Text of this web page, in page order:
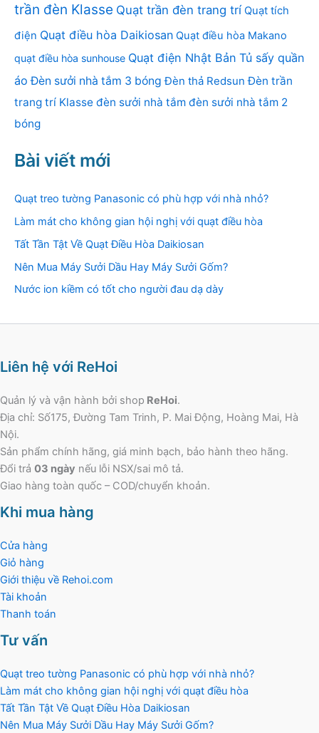
trần đèn Klasse Quạt trần đèn trang trí Quạt tích
điện Quạt điều hòa Daikiosan Quạt điều hòa Makano
quạt điều hòa sunhouse Quạt điện Nhật Bản Tủ sấy quần
áo Đèn sưởi nhà tắm 3 bóng Đèn thả Redsun Đèn trần
trang trí Klasse đèn sưởi nhà tắm đèn sưởi nhà tắm 2
bóng
Bài viết mới
Quạt treo tường Panasonic có phù hợp với nhà nhỏ?
Làm mát cho không gian hội nghị với quạt điều hòa
Tất Tần Tật Về Quạt Điều Hòa Daikiosan
Nên Mua Máy Sưởi Dầu Hay Máy Sưởi Gốm?
Nước ion kiềm có tốt cho người đau dạ dày
Liên hệ với ReHoi
Quản lý và vận hành bởi shop ReHoi.
Địa chỉ: Số175, Đường Tam Trinh, P. Mai Động, Hoàng Mai, Hà
Nội.
Sản phẩm chính hãng, giá minh bạch, bảo hành theo hãng.
Đổi trả 03 ngày nếu lỗi NSX/sai mô tả.
Giao hàng toàn quốc – COD/chuyển khoản.
Khi mua hàng
Cửa hàng
Giỏ hàng
Giới thiệu về Rehoi.com
Tài khoản
Thanh toán
Tư vấn
Quạt treo tường Panasonic có phù hợp với nhà nhỏ?
Làm mát cho không gian hội nghị với quạt điều hòa
Tất Tần Tật Về Quạt Điều Hòa Daikiosan
Nên Mua Máy Sưởi Dầu Hay Máy Sưởi Gốm?